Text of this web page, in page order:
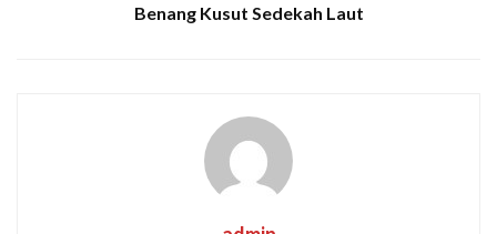
Benang Kusut Sedekah Laut